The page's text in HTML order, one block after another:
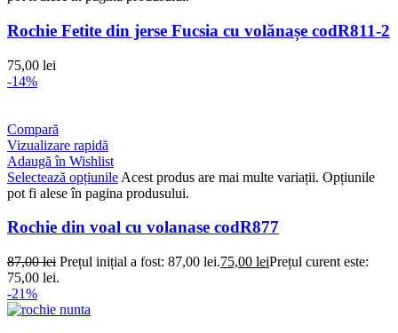
Rochie Fetite din jerse Fucsia cu volănașe codR811-2
75,00 lei
-14%
Compară
Vizualizare rapidă
Adaugă în Wishlist
Selectează opțiunile Acest produs are mai multe variații. Opțiunile
pot fi alese în pagina produsului.
Rochie din voal cu volanase codR877
87,00lei Prețul inițial a fost: 87,00 lei.75,00 leiPrețul curent este:
75,00 lei.
-21%